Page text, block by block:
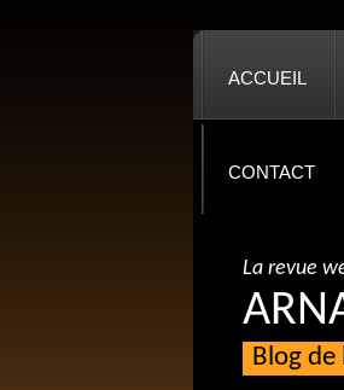
ACCUEIL
CONTACT
La revue
Blog